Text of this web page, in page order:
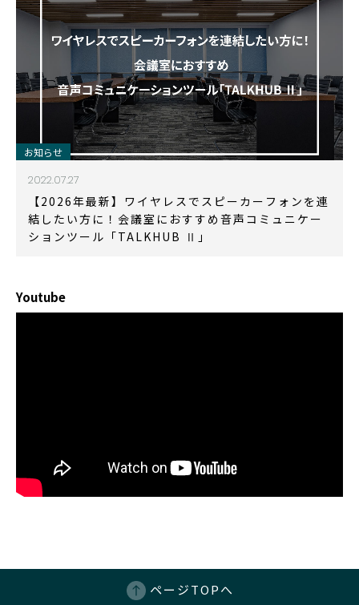
お知らせ
2022.07.27
【2026年最新】ワイヤレスでスピーカーフォンを連
結したい方に！会議室におすすめ音声コミュニケー
ションツール「TALKHUB Ⅱ」
Youtube
ページTOPへ